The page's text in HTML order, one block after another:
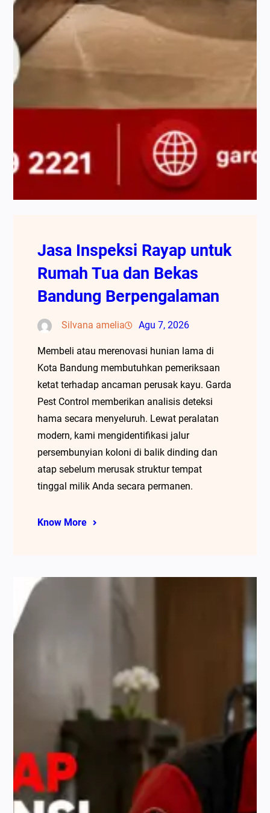
Jasa Inspeksi Rayap untuk
Rumah Tua dan Bekas
Bandung Berpengalaman
Silvana amelia Agu 7, 2026
Membeli atau merenovasi hunian lama di
Kota Bandung membutuhkan pemeriksaan
ketat terhadap ancaman perusak kayu. Garda
Pest Control memberikan analisis deteksi
hama secara menyeluruh. Lewat peralatan
modern, kami mengidentifikasi jalur
persembunyian koloni di balik dinding dan
atap sebelum merusak struktur tempat
tinggal milik Anda secara permanen.
Know More